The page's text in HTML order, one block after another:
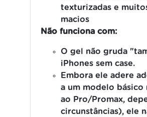
texturizadas e
macios
Não funciona com:
O gel não gruda
iPhones sem case.
Embora ele adere
a um modelo básico
ao Pro/Promax,
circunstâncias), ele